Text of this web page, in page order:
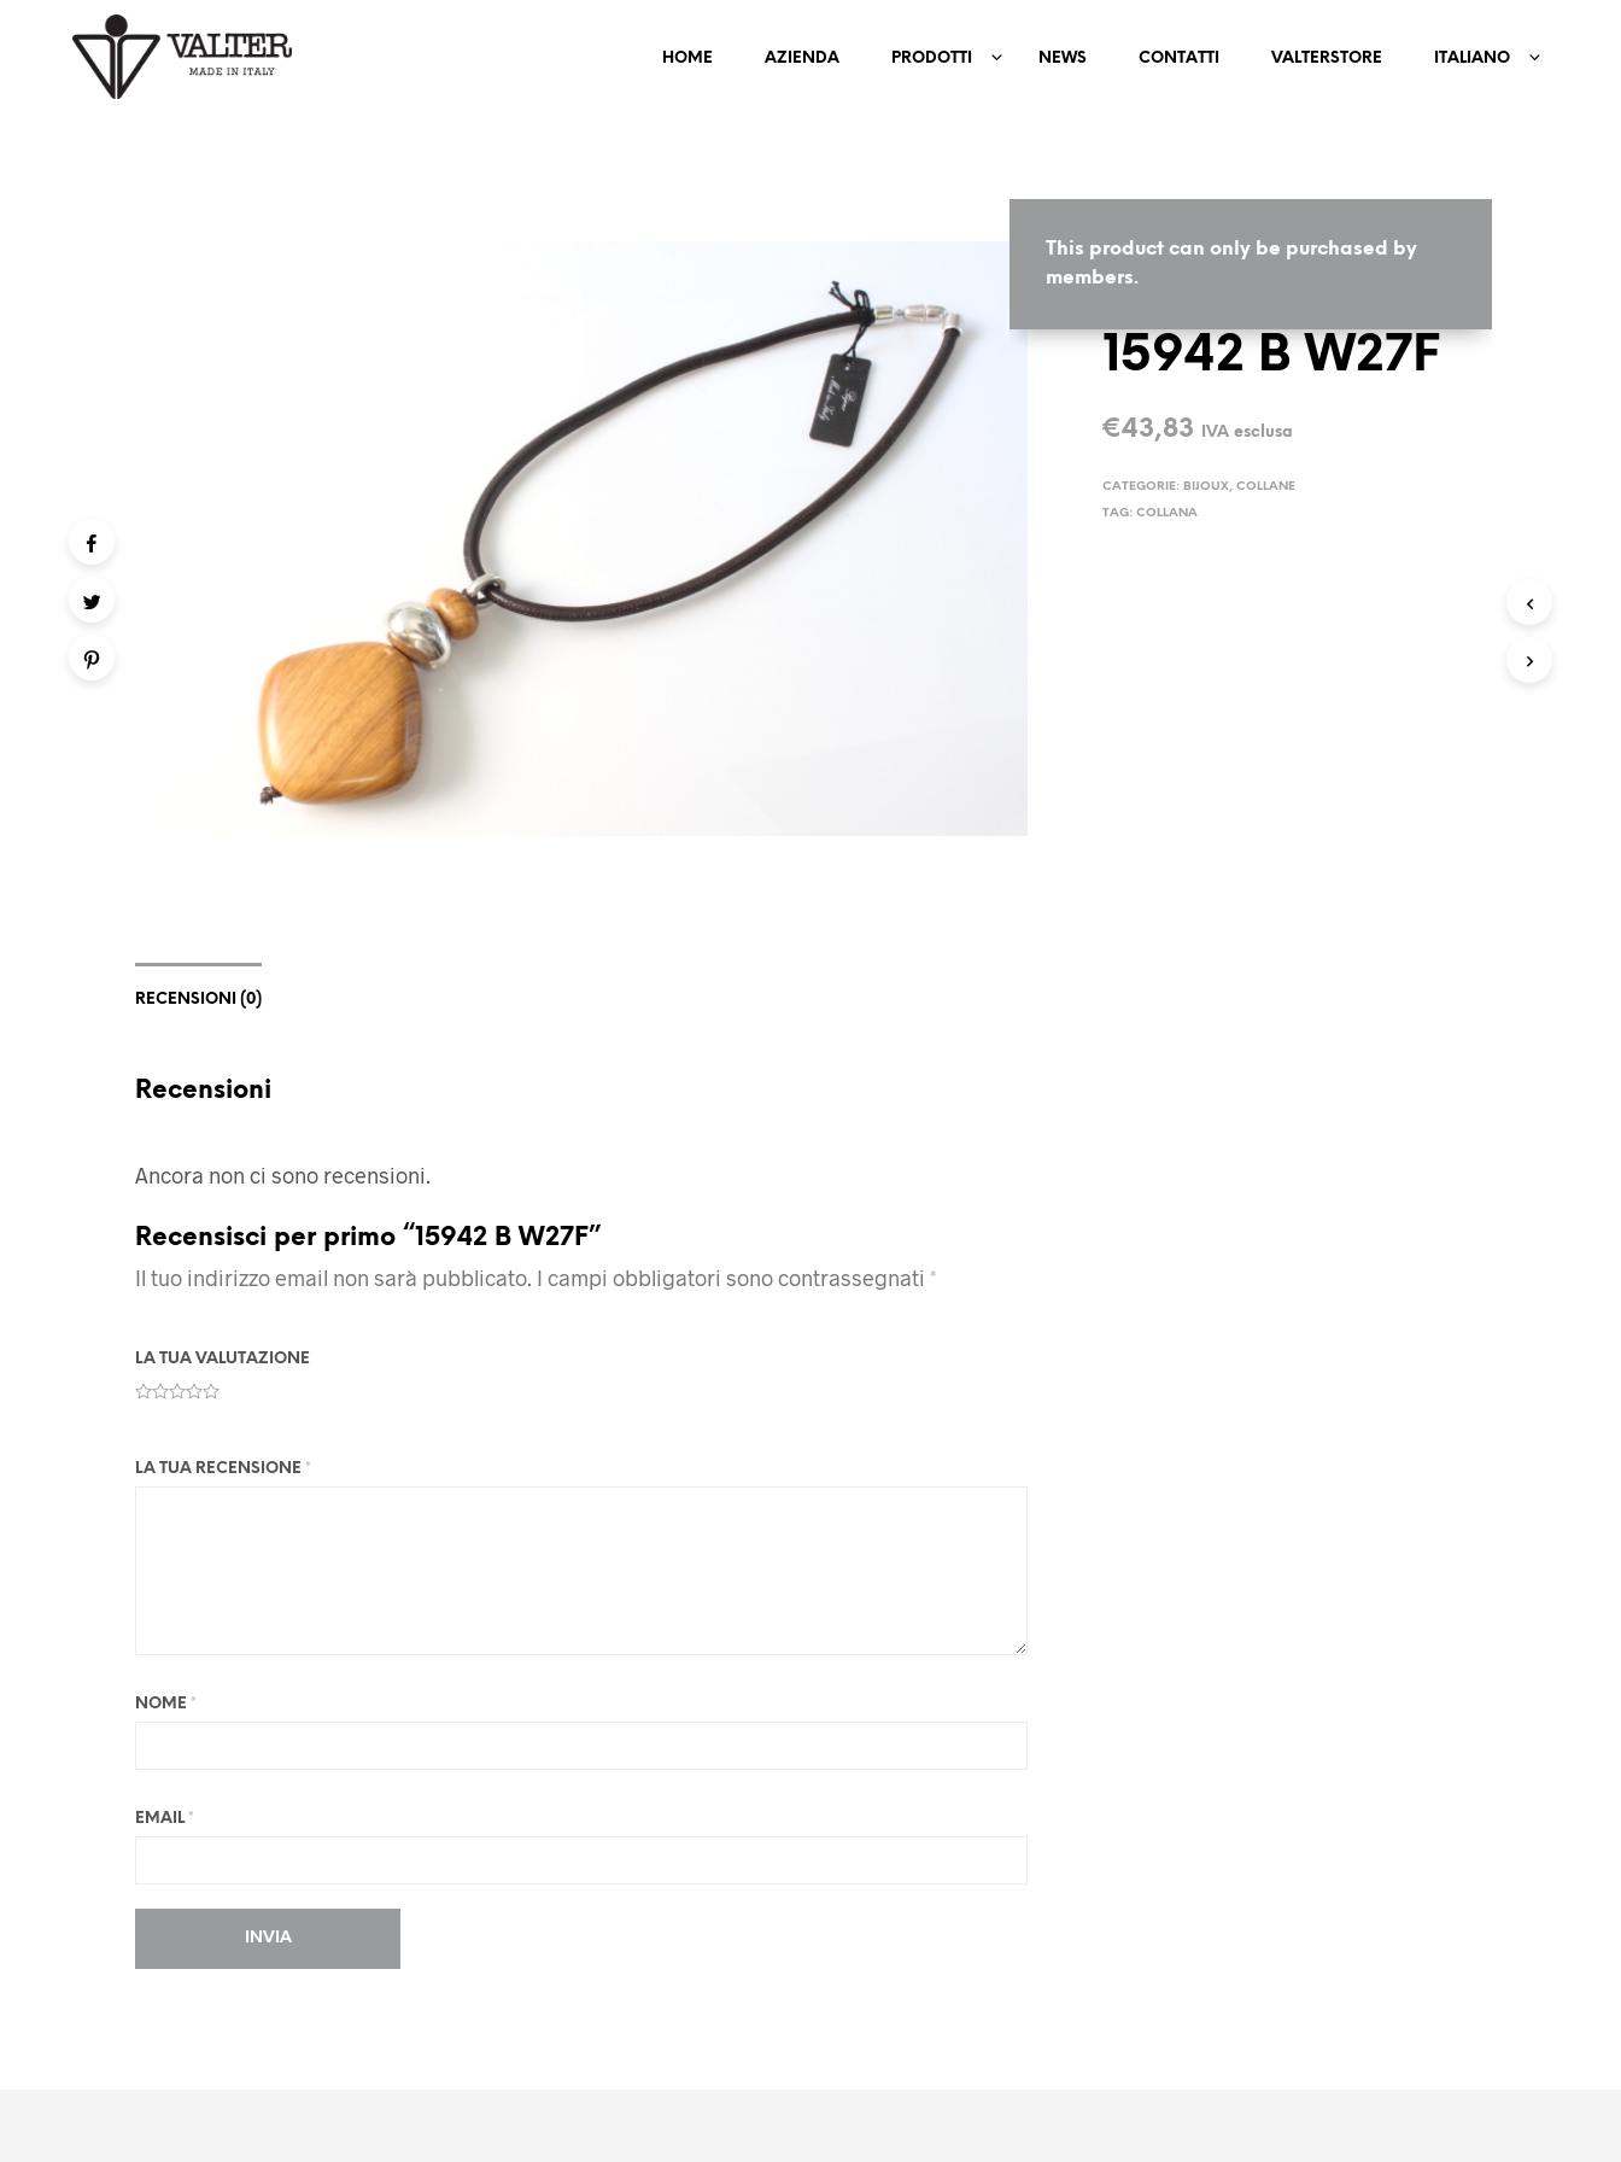
This product can only be purchased by
members.
HOME AZIENDA PRODOTTI NEWS CONTATTI VALTERSTORE ITALIANO
HOME / BIJOUX / COLLANE
15942 B W27F
€43,83 IVA esclusa
CATEGORIE: BIJOUX, COLLANE
TAG: COLLANA
RECENSIONI (0)
Recensioni
Ancora non ci sono recensioni.
Recensisci per primo “15942 B W27F”
Il tuo indirizzo email non sarà pubblicato. I campi obbligatori sono contrassegnati *
LA TUA VALUTAZIONE
LA TUA RECENSIONE *
NOME *
EMAIL *